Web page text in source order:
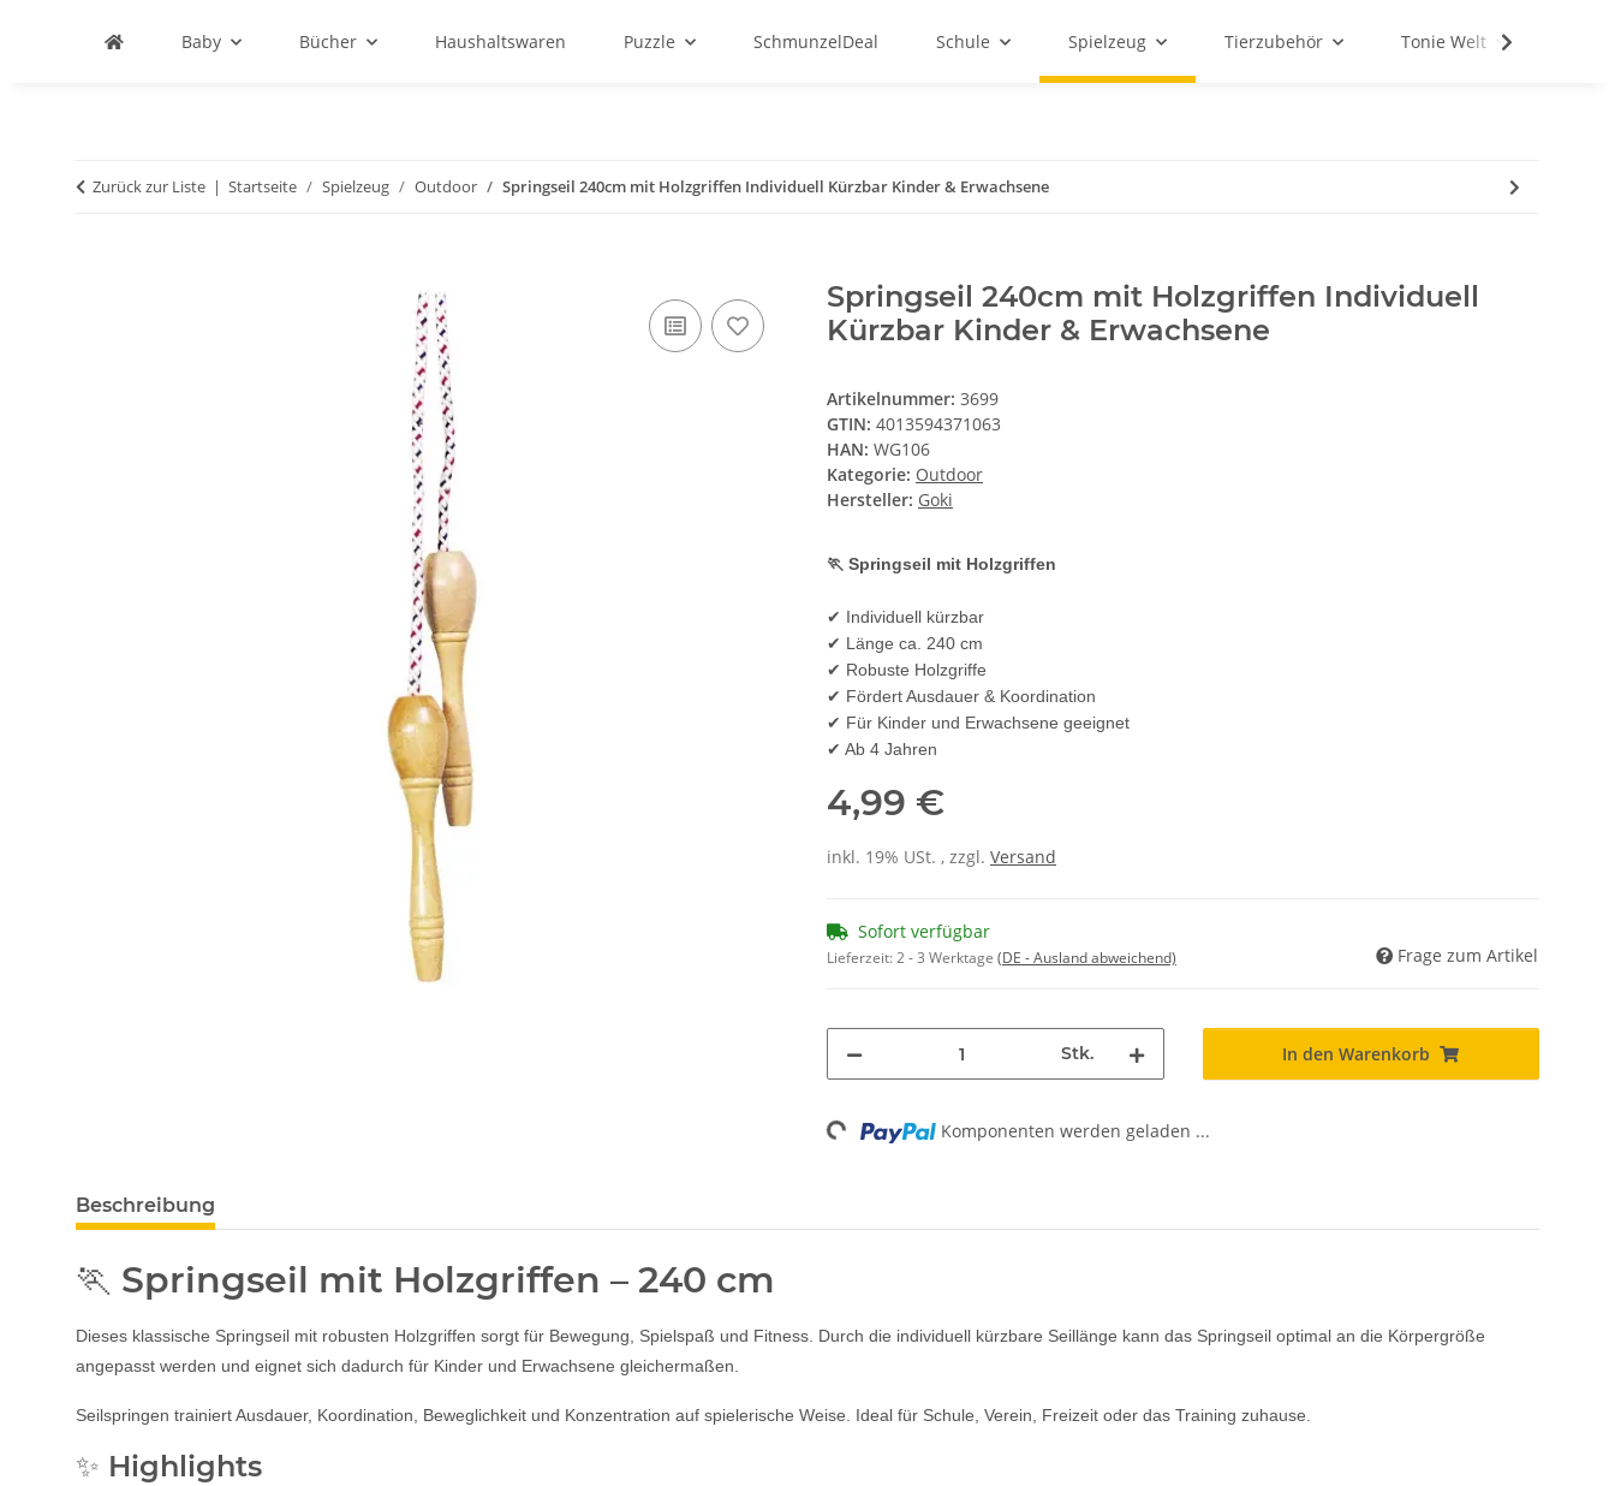
Baby Bücher Haushaltswaren Puzzle SchmunzelDeal Schule Spielzeug Tierzubehör Tonie Welt
Zurück zur Liste Startseite Spielzeug Outdoor Springseil 240cm mit Holzgriffen Individuell Kürzbar Kinder & Erwachsene
Springseil 240cm mit Holzgriffen Individuell
Kürzbar Kinder & Erwachsene
Artikelnummer: 3699
GTIN: 4013594371063
HAN: WG106
Kategorie: Outdoor
Hersteller: Goki
🏃 Springseil mit Holzgriffen
✔ Individuell kürzbar
✔ Länge ca. 240 cm
✔ Robuste Holzgriffe
✔ Fördert Ausdauer & Koordination
✔ Für Kinder und Erwachsene geeignet
✔ Ab 4 Jahren
4,99 €
inkl. 19% USt. , zzgl. Versand
Sofort verfügbar
Lieferzeit:2 - 3 Werktage (DE - Ausland abweichend) Frage zum Artikel
Stk. In den Warenkorb
Loading... Komponenten werden geladen ...
Beschreibung
🏃 Springseil mit Holzgriffen – 240 cm
Dieses klassische Springseil mit robusten Holzgriffen sorgt für Bewegung, Spielspaß und Fitness. Durch die individuell kürzbare Seillänge kann das Springseil optimal an die Körpergröße
angepasst werden und eignet sich dadurch für Kinder und Erwachsene gleichermaßen.
Seilspringen trainiert Ausdauer, Koordination, Beweglichkeit und Konzentration auf spielerische Weise. Ideal für Schule, Verein, Freizeit oder das Training zuhause.
✨ Highlights